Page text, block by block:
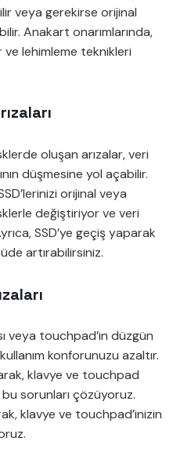
veya gerekirse orijinal
Anakart onarımlarında,
lehimleme teknikleri
oluşan arızalar, veri
düşmesine yol açabilir.
orijinal veya
değiştiriyor ve veri
SSD’ye geçiş yaparak
artırabilirsiniz.
veya touchpad’in düzgün
konforunuzu azaltır.
klavye ve touchpad
sorunları çözüyoruz.
klavye ve touchpad’inizin